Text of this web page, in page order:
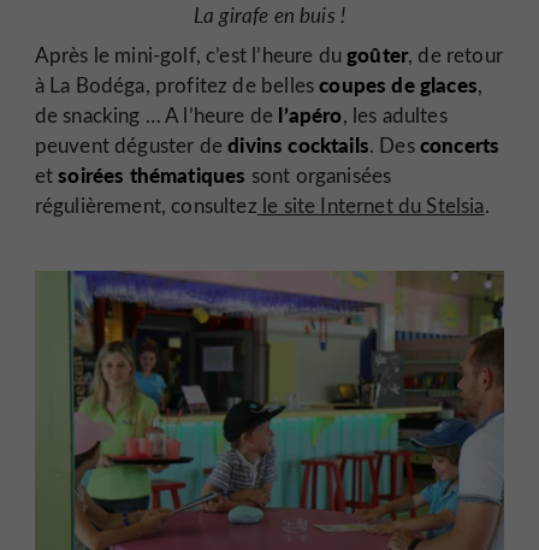
La girafe en buis !
Après le mini-golf, c’est l’heure dugoûter, de retour
à La Bodéga, profitez de bellescoupes de glaces,
de snacking … A l’heure de l’apéro, les adultes
peuvent déguster dedivins cocktails. Desconcerts
etsoirées thématiques sont organisées
régulièrement, consultez le site Internet du Stelsia.